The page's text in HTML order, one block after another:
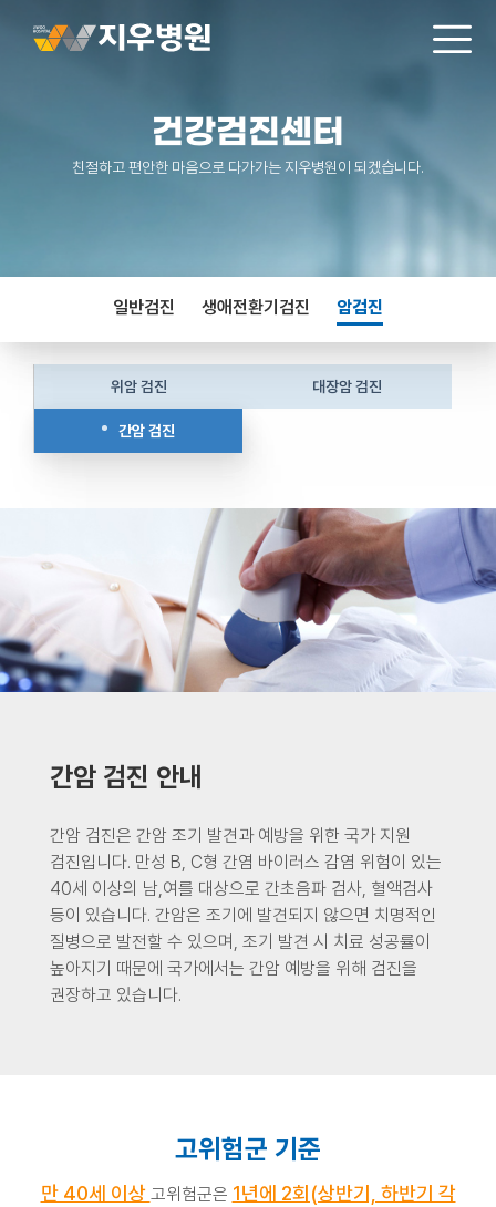
건강검진센터
친절하고 편안한 마음으로 다가가는 지우병원이 되겠습니다.
일반검진 생애전환기검진 암검진
위암 검진 대장암 검진
간암 검진
간암 검진 안내
간암 검진은 간암 조기 발견과 예방을 위한 국가 지원
검진입니다. 만성 B, C형 간염 바이러스 감염 위험이 있는
40세 이상의 남,여를 대상으로 간초음파 검사, 혈액검사
등이 있습니다. 간암은 조기에 발견되지 않으면 치명적인
질병으로 발전할 수 있으며, 조기 발견 시 치료 성공률이
높아지기 때문에 국가에서는 간암 예방을 위해 검진을
권장하고 있습니다.
고위험군 기준
만 40세 이상 고위험군은 1년에 2회(상반기, 하반기 각